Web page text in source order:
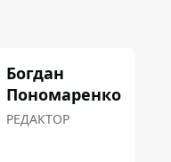
Богдан
Пономаренко
РЕДАКТОР